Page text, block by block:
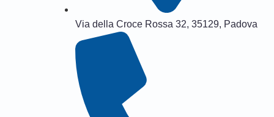
Via della Croce Rossa 32, 35129, Padova